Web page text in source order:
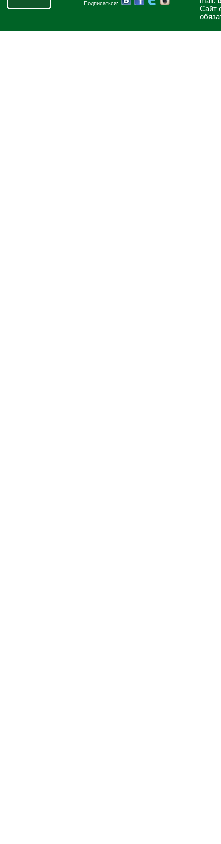
Подписаться:
Сайт